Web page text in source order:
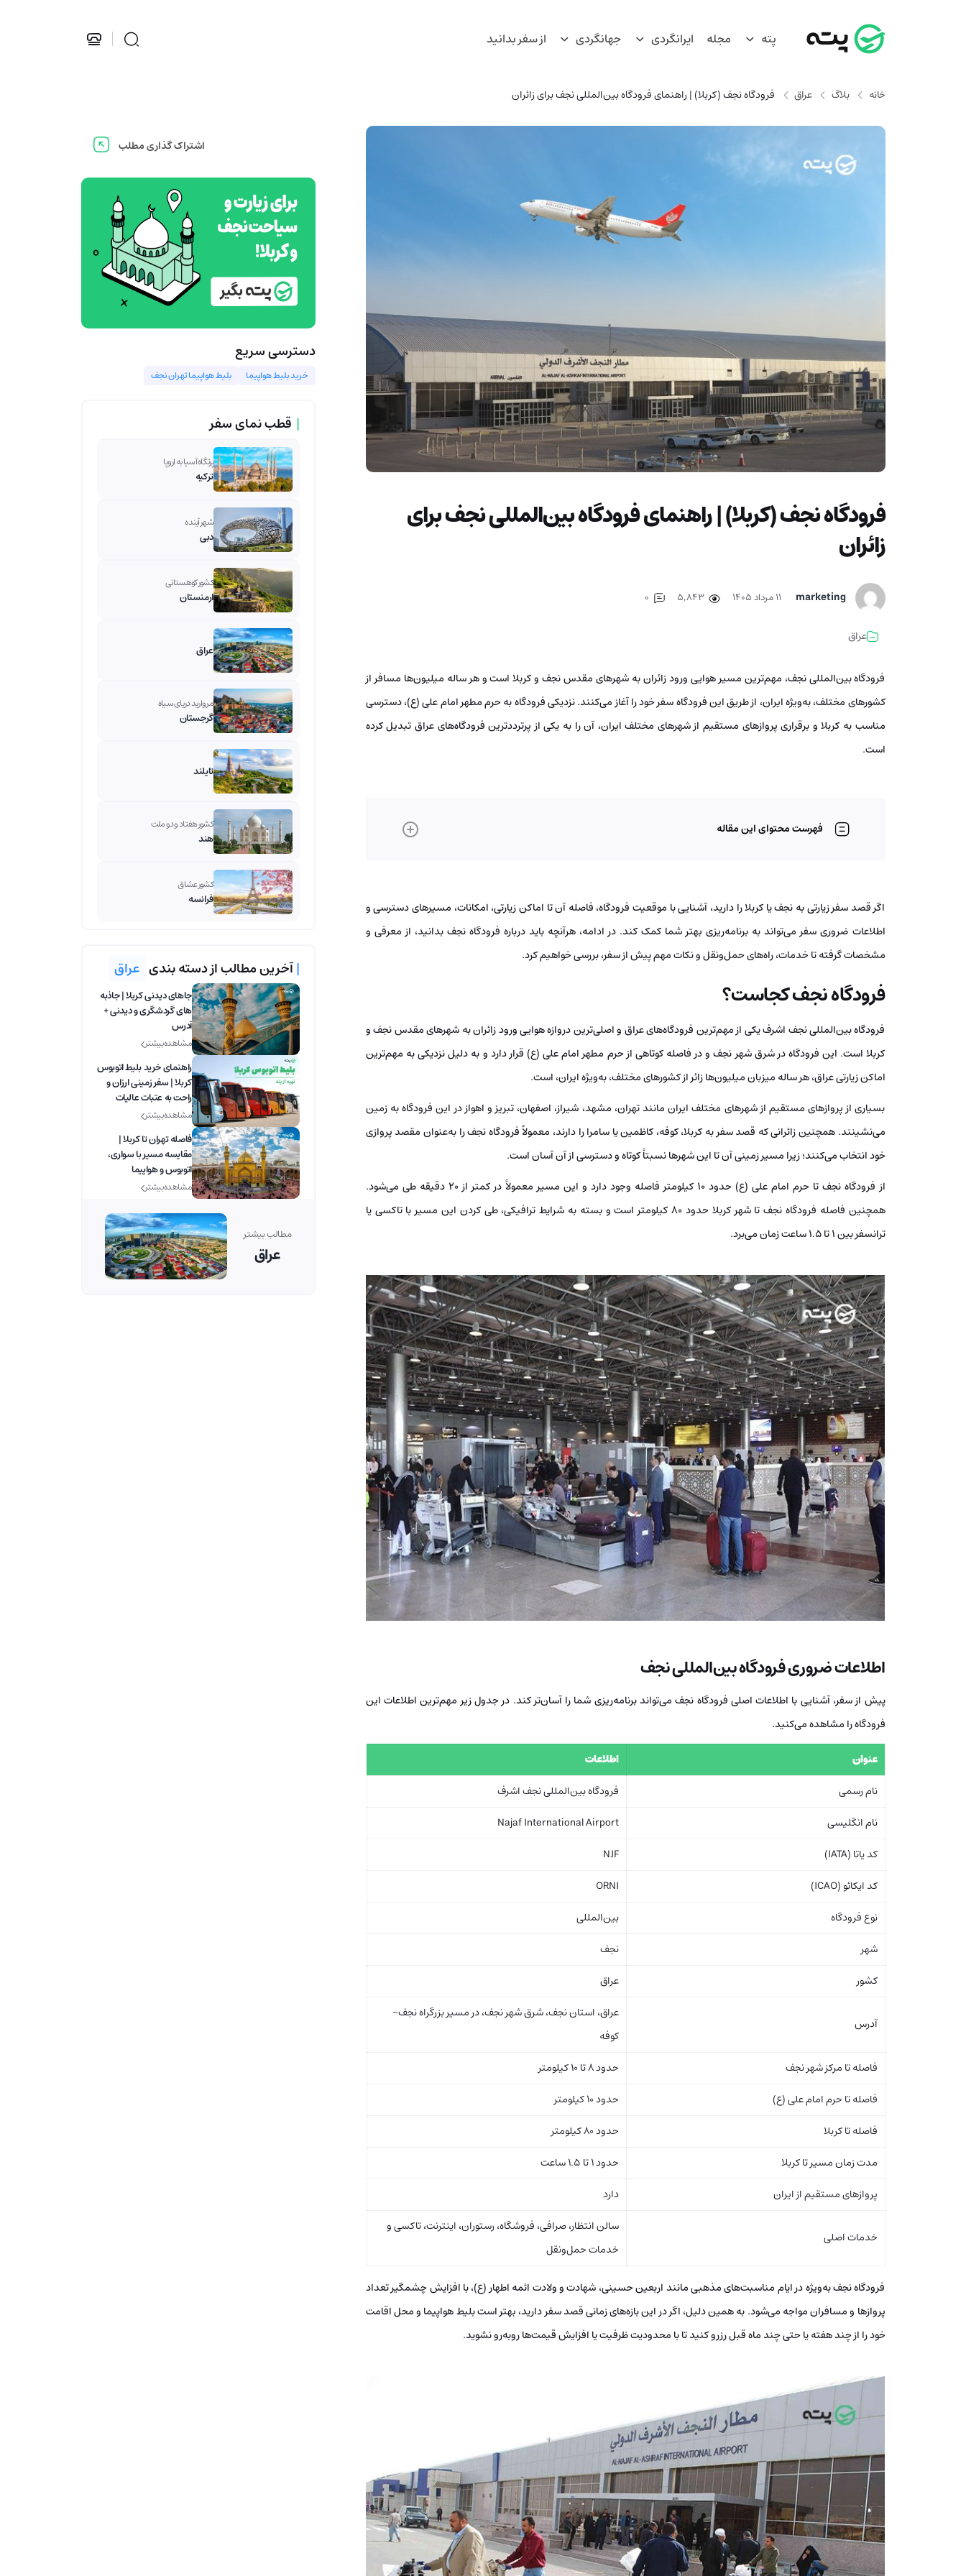
پته مجله ایرانگردی جهانگردی از سفر بدانید
خانه بلاگ عراق فرودگاه نجف (کربلا) | راهنمای فرودگاه بین‌المللی نجف برای زائران
فرودگاه نجف (کربلا) | راهنمای فرودگاه بین‌المللی نجف برای
زائران
marketing ۱۱ مرداد ۱۴۰۵ 5,843
عراق
فرودگاه بین‌المللی نجف، مهم‌ترین مسیر هوایی ورود زائران به شهرهای مقدس نجف و کربلا است و هر ساله میلیون‌ها مسافر از
کشورهای مختلف، به‌ویژه ایران، از طریق این فرودگاه سفر خود را آغاز می‌کنند. نزدیکی فرودگاه به حرم مطهر امام علی (ع)، دسترسی
مناسب به کربلا و برقراری پروازهای مستقیم از شهرهای مختلف ایران، آن را به یکی از پرترددترین فرودگاه‌های عراق تبدیل کرده
است.
فهرست محتوای این مقاله
اگر قصد سفر زیارتی به نجف یا کربلا را دارید، آشنایی با موقعیت فرودگاه، فاصله آن تا اماکن زیارتی، امکانات، مسیرهای دسترسی و
اطلاعات ضروری سفر می‌تواند به برنامه‌ریزی بهتر شما کمک کند. در ادامه، هرآنچه باید درباره فرودگاه نجف بدانید، از معرفی و
مشخصات گرفته تا خدمات، راه‌های حمل‌ونقل و نکات مهم پیش از سفر، بررسی خواهیم کرد.
فرودگاه نجف کجاست؟
فرودگاه بین‌المللی نجف اشرف یکی از مهم‌ترین فرودگاه‌های عراق و اصلی‌ترین دروازه هوایی ورود زائران به شهرهای مقدس نجف و
کربلا است. این فرودگاه در شرق شهر نجف و در فاصله کوتاهی از حرم مطهر امام علی (ع) قرار دارد و به دلیل نزدیکی به مهم‌ترین
اماکن زیارتی عراق، هر ساله میزبان میلیون‌ها زائر از کشورهای مختلف، به‌ویژه ایران، است.
بسیاری از پروازهای مستقیم از شهرهای مختلف ایران مانند تهران، مشهد، شیراز، اصفهان، تبریز و اهواز در این فرودگاه به زمین
می‌نشینند. همچنین زائرانی که قصد سفر به کربلا، کوفه، کاظمین یا سامرا را دارند، معمولاً فرودگاه نجف را به‌عنوان مقصد پروازی
خود انتخاب می‌کنند؛ زیرا مسیر زمینی آن تا این شهرها نسبتاً کوتاه و دسترسی از آن آسان است.
از فرودگاه نجف تا حرم امام علی (ع) حدود ۱۰ کیلومتر فاصله وجود دارد و این مسیر معمولاً در کمتر از ۲۰ دقیقه طی می‌شود.
همچنین فاصله فرودگاه نجف تا شهر کربلا حدود ۸۰ کیلومتر است و بسته به شرایط ترافیکی، طی کردن این مسیر با تاکسی یا
ترانسفر بین ۱ تا ۱.۵ ساعت زمان می‌برد.
اطلاعات ضروری فرودگاه بین‌المللی نجف
پیش از سفر، آشنایی با اطلاعات اصلی فرودگاه نجف می‌تواند برنامه‌ریزی شما را آسان‌تر کند. در جدول زیر مهم‌ترین اطلاعات این
فرودگاه را مشاهده می‌کنید.
عنوان
اطلاعات
نام رسمی
فرودگاه بین‌المللی نجف اشرف
نام انگلیسی
Najaf International Airport
کد یاتا (IATA)
NJF
کد ایکائو (ICAO)
ORNI
نوع فرودگاه
بین‌المللی
شهر
نجف
کشور
عراق
آدرس
عراق، استان نجف، شرق شهر نجف، در مسیر بزرگراه نجف–
کوفه
فاصله تا مرکز شهر نجف
حدود ۸ تا ۱۰ کیلومتر
فاصله تا حرم امام علی (ع)
حدود ۱۰ کیلومتر
فاصله تا کربلا
حدود ۸۰ کیلومتر
مدت زمان مسیر تا کربلا
حدود ۱ تا ۱.۵ ساعت
پروازهای مستقیم از ایران
دارد
خدمات اصلی
سالن انتظار، صرافی، فروشگاه، رستوران، اینترنت، تاکسی و
خدمات حمل‌ونقل
فرودگاه نجف به‌ویژه در ایام مناسبت‌های مذهبی مانند اربعین حسینی، شهادت و ولادت ائمه اطهار (ع)، با افزایش چشمگیر تعداد
پروازها و مسافران مواجه می‌شود. به همین دلیل، اگر در این بازه‌های زمانی قصد سفر دارید، بهتر است بلیط هواپیما و محل اقامت
خود را از چند هفته یا حتی چند ماه قبل رزرو کنید تا با محدودیت ظرفیت یا افزایش قیمت‌ها روبه‌رو نشوید.
اشتراک گذاری مطلب
دسترسی سریع
خرید بلیط هواپیما بلیط هواپیما تهران نجف
| قطب نمای سفر
پرتگاه آسیا به اروپا
ترکیه
شهر آینده
دبی
کشور کوهستانی
ارمنستان
عراق
مروارید دریای سیاه
گرجستان
تایلند
کشور هفتاد و دو ملت
هند
کشور عشاق
فرانسه
|آخرین مطالب از دسته بندی عراق
جاهای دیدنی کربلا | جاذبه
های گردشگری و دیدنی +
آدرس
مشاهده بیشتر
راهنمای خرید بلیط اتوبوس
کربلا | سفر زمینی ارزان و
راحت به عتبات عالیات
مشاهده بیشتر
فاصله تهران تا کربلا |
مقایسه مسیر با سواری،
اتوبوس و هواپیما
مشاهده بیشتر
مطالب بیشتر
عراق